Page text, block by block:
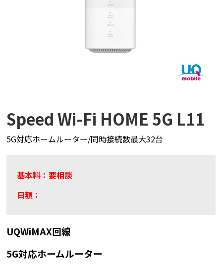
Speed Wi-Fi HOME 5G L11
5G対応ホームルーター/同時接続数最大32台
基本料：要相談
日額：
UQWiMAX回線
5G対応ホームルーター